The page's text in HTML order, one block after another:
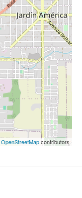
OpenStreetMapcontributors